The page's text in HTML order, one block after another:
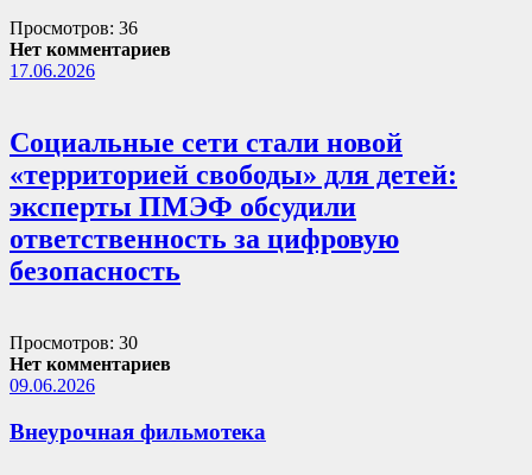
Просмотров: 36
Нет комментариев
17.06.2026
Социальные сети стали новой
«территорией свободы» для детей:
эксперты ПМЭФ обсудили
ответственность за цифровую
безопасность
Просмотров: 30
Нет комментариев
09.06.2026
Внеурочная фильмотека